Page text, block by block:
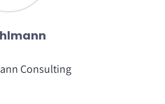
Consulting